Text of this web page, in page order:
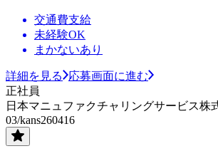
交通費支給
未経験OK
まかないあり
詳細を見る
応募画面に進む
正社員
日本マニュファクチャリングサービス株
03/kans260416